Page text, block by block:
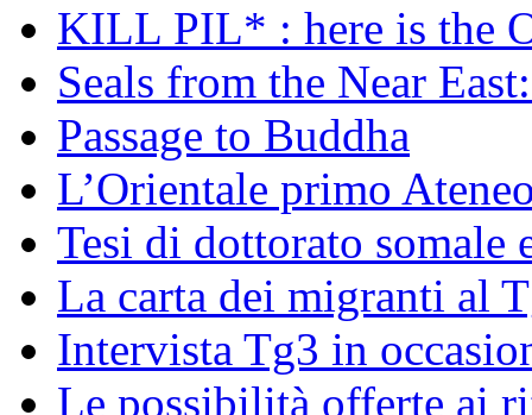
KILL PIL* : here is the
Seals from the Near
Passage to Buddha
L’Orientale primo
Tesi di dottorato somale
La carta dei migranti al
Intervista Tg3 in
Le possibilità offerte ai